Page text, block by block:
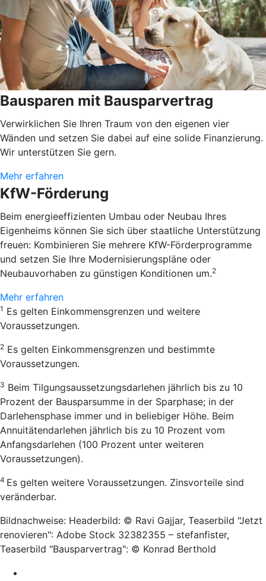
Bausparen mit Bausparvertrag
Verwirklichen Sie Ihren Traum von den eigenen vier
Wänden und setzen Sie dabei auf eine solide Finanzierung.
Wir unterstützen Sie gern.
Mehr erfahren
KfW-Förderung
Beim energieeffizienten Umbau oder Neubau Ihres
Eigenheims können Sie sich über staatliche Unterstützung
freuen: Kombinieren Sie mehrere KfW-Förderprogramme
und setzen Sie Ihre Modernisierungspläne oder
Neubauvorhaben zu günstigen Konditionen um.2
Mehr erfahren
1 Es gelten Einkommensgrenzen und weitere
Voraussetzungen.
2 Es gelten Einkommensgrenzen und bestimmte
Voraussetzungen.
3 Beim Tilgungsaussetzungsdarlehen jährlich bis zu 10
Prozent der Bausparsumme in der Sparphase; in der
Darlehensphase immer und in beliebiger Höhe. Beim
Annuitätendarlehen jährlich bis zu 10 Prozent vom
Anfangsdarlehen (100 Prozent unter weiteren
Voraussetzungen).
4 Es gelten weitere Voraussetzungen. Zinsvorteile sind
veränderbar.
Bildnachweise: Headerbild: © Ravi Gajjar, Teaserbild "Jetzt
renovieren": Adobe Stock 32382355 – stefanfister,
Teaserbild "Bausparvertrag": © Konrad Berthold